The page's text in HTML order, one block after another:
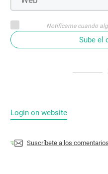
Notifícame cuando
Sube el
Login on website
Suscríbete a los comentarios